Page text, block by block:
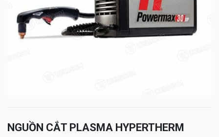
NGUỒN CẮT PLASMA HYPERTHERM